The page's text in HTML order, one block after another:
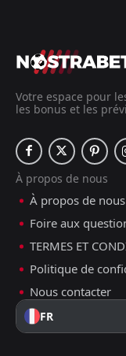
Votre espace pour
les bonus et les
À propos de nous
À propos de nous
Foire aux
TERMES ET
Politique de
Nous contacter
FR